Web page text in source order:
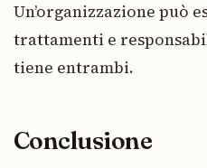
Un’organizzazione può
trattamenti e
tiene entrambi.
Conclusione